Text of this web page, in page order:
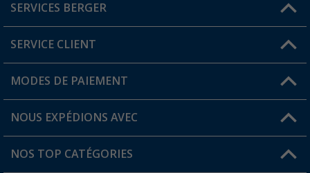
Trouver une magasin
SERVICES BERGER
Devenir revendeur
Mon compte
Carte de fidélité Berger
SERVICE CLIENT
FAQ et contact
Informations sur l'expédition
MODES DE PAIEMENT
NOUS EXPÉDIONS AVEC
NOS TOP CATÉGORIES